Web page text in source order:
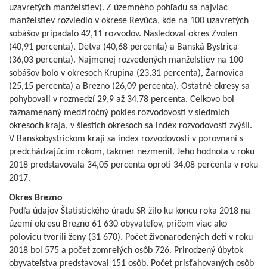
uzavretých manželstiev). Z územného pohľadu sa najviac
manželstiev rozviedlo v okrese Revúca, kde na 100 uzavretých
sobášov pripadalo 42,11 rozvodov. Nasledoval okres Zvolen
(40,91 percenta), Detva (40,68 percenta) a Banská Bystrica
(36,03 percenta). Najmenej rozvedených manželstiev na 100
sobášov bolo v okresoch Krupina (23,31 percenta), Žarnovica
(25,15 percenta) a Brezno (26,09 percenta). Ostatné okresy sa
pohybovali v rozmedzí 29,9 až 34,78 percenta. Celkovo bol
zaznamenaný medziročný pokles rozvodovosti v siedmich
okresoch kraja, v šiestich okresoch sa index rozvodovosti zvýšil.
V Banskobystrickom kraji sa index rozvodovosti v porovnaní s
predchádzajúcim rokom, takmer nezmenil. Jeho hodnota v roku
2018 predstavovala 34,05 percenta oproti 34,08 percenta v roku
2017.
Okres Brezno
Podľa údajov Štatistického úradu SR žilo ku koncu roka 2018 na
území okresu Brezno 61 630 obyvateľov, pričom viac ako
polovicu tvorili ženy (31 670). Počet živonarodených detí v roku
2018 bol 575 a počet zomrelých osôb 726. Prirodzený úbytok
obyvateľstva predstavoval 151 osôb. Počet prisťahovaných osôb